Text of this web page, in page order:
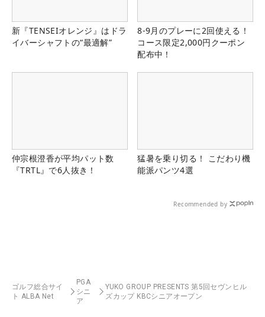
新『TENSEIオレンジ』はドラ
イバーシャフトの“最適解”
8-9月のプレーに2回使える！
コース限定2,000円クーポン
配布中！
仲宗根澄香が平均パット数
『TRTL』で6人抜き！
猛暑を乗り切る！ こだわり機
能派パンツ4選
Recommended by
ゴルフ総合サイ
ト ALBA Net
PGA
シニ
ア
YUKO GROUP PRESENTS 第5回セヴンヒル
ズカップ KBCシニアオープン